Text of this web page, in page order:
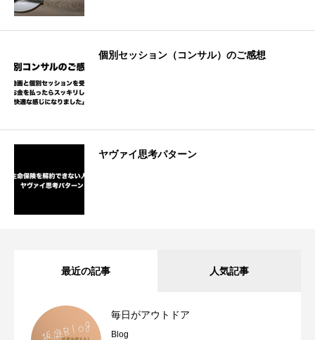
個別セッション（コンサル）のご感想
ヤヴァイ思考パターン
最近の記事 人気記事
毎日がアウトドア
Blog